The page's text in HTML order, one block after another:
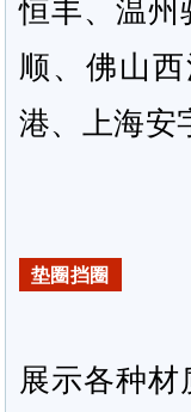
恒丰、温
顺、佛山
港、上海安
垫圈挡圈
展示各种